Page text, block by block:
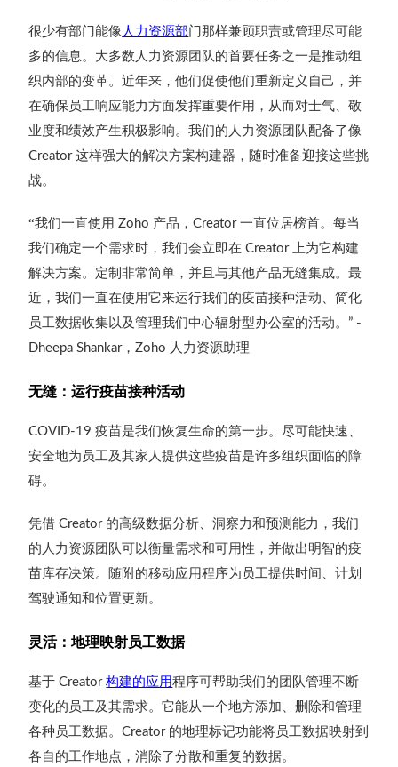
很少有部门能像 人力资源部门那样兼顾职责或管理尽可能
多的信息。大多数人力资源团队的首要任务之一是推动组
织内部的变革。近年来，他们促使他们重新定义自己，并
在确保员工响应能力方面发挥重要作用，从而对士气、敬
业度和绩效产生积极影响。我们的人力资源团队配备了像
Creator这样强大的解决方案构建器，随时准备迎接这些挑
战。
“我们一直使用 Zoho 产品，Creator一直位居榜首。每当
我们确定一个需求时，我们会立即在 Creator 上为它构建
解决方案。定制非常简单，并且与其他产品无缝集成。最
近，我们一直在使用它来运行我们的疫苗接种活动、简化
员工数据收集以及管理我们中心辐射型办公室的活动。
” -
Dheepa Shankar，Zoho 人力资源助理
无缝：运行疫苗接种活动
COVID-19疫苗是我们恢复生命的第一步。尽可能快速、
安全地为员工及其家人提供这些疫苗是许多组织面临的障
碍。
凭借 Creator 的高级数据分析、洞察力和预测能力，我们
的人力资源团队可以衡量需求和可用性，并做出明智的疫
苗库存决策。随附的移动应用程序为员工提供时间、计划
驾驶通知和位置更新。
灵活：地理映射员工数据
基于 Creator构建的应用程序可帮助我们的团队管理不断
变化的员工及其需求。它能从一个地方添加、删除和管理
各种员工数据。Creator 的地理标记功能将员工数据映射到
各自的工作地点，消除了分散和重复的数据。